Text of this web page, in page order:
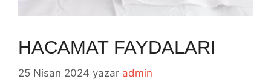
HACAMAT FAYDALARI
25 Nisan 2024 yazar admin